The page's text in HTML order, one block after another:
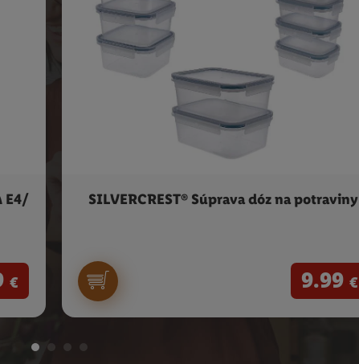
E4/
€
SILVERCREST® Súprava dóz na potraviny
9.99 €